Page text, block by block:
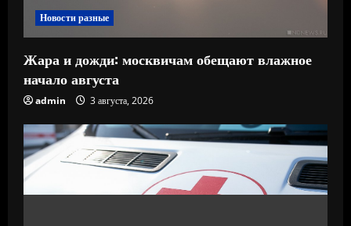
Новости разные
Жара и дожди: москвичам обещают влажное
начало августа
admin 3 августа, 2026